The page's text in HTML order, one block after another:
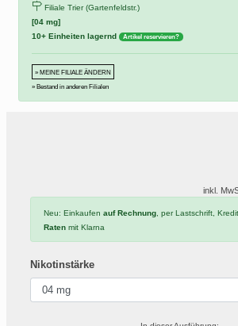
Filiale Trier (Gartenfeldstr.)
[04 mg]
10+ Einheiten lagernd
Artikel reservieren?
» MEINE FILIALE ÄNDERN
» Bestand in anderen Filialen
inkl.
Neu: Einkaufenauf Rechnung , per Lastschrift,
Raten mit Klarna
Nikotinstärke